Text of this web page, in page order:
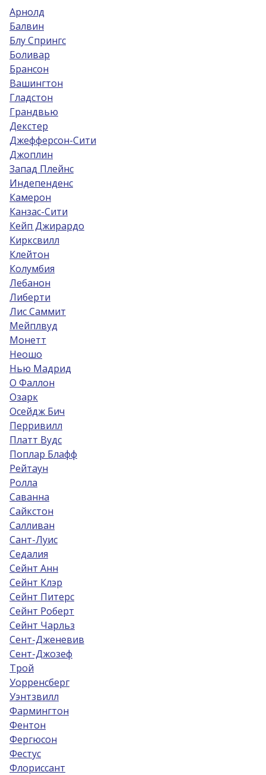
Арнолд
Балвин
Блу Спрингс
Боливар
Брансон
Вашингтон
Гладстон
Грандвью
Декстер
Джефферсон-Сити
Джоплин
Запад Плейнс
Индепенденс
Камерон
Канзас-Сити
Кейп Джирардо
Кирксвилл
Клейтон
Колумбия
Лебанон
Либерти
Лис Саммит
Мейплвуд
Монетт
Неошо
Нью Мадрид
О Фаллон
Озарк
Осейдж Бич
Перривилл
Платт Вудс
Поплар Блафф
Рейтаун
Ролла
Саванна
Сайкстон
Салливан
Сант-Луис
Седалия
Сейнт Анн
Сейнт Клэр
Сейнт Питерс
Сейнт Роберт
Сейнт Чарльз
Сент-Дженевив
Сент-Джозеф
Трой
Уорренсберг
Уэнтзвилл
Фармингтон
Фентон
Фергюсон
Фестус
Флориссант